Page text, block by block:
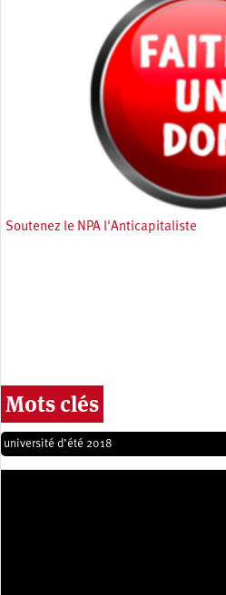
Soutenez le NPA l'Anticapitaliste
Mots clés
université d’été 2018